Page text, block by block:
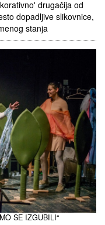
drugačija od
dopadljive slikovnice,
stanja
SE IZGUBILI“